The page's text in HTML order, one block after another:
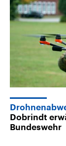
Dobrindt
Bundeswehr